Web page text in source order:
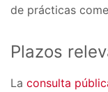
de prácticas
Plazos
La consulta